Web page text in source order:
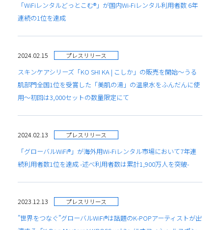
「WiFiレンタルどっとこむ®」が国内Wi-Fiレンタル利用者数 6年
連続の1位を達成
2024.02.15 プレスリリース
スキンケアシリーズ「KO SHI KA | こしか」の販売を開始〜うる
肌部門全国1位を受賞した「美肌の湯」の温泉水をふんだんに使
用〜初回は3,000セットの数量限定にて
2024.02.13 プレスリリース
「グローバルWiFi®」が海外用Wi-Fiレンタル市場において7年連
続利用者数1位を達成 -述べ利用者数は累計1,900万人を突破-
2023.12.13 プレスリリース
”世界をつなぐ”グローバルWiFi®は話題のK-POPアーティストが出